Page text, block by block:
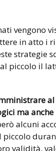
vengono
in atto i
strategie
piccolo il
ma
alcuni
validità,